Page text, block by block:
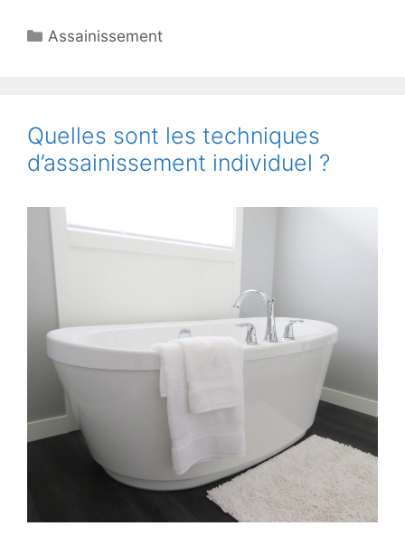
Catégories
Assainissement
Quelles sont les techniques
d’assainissement individuel ?